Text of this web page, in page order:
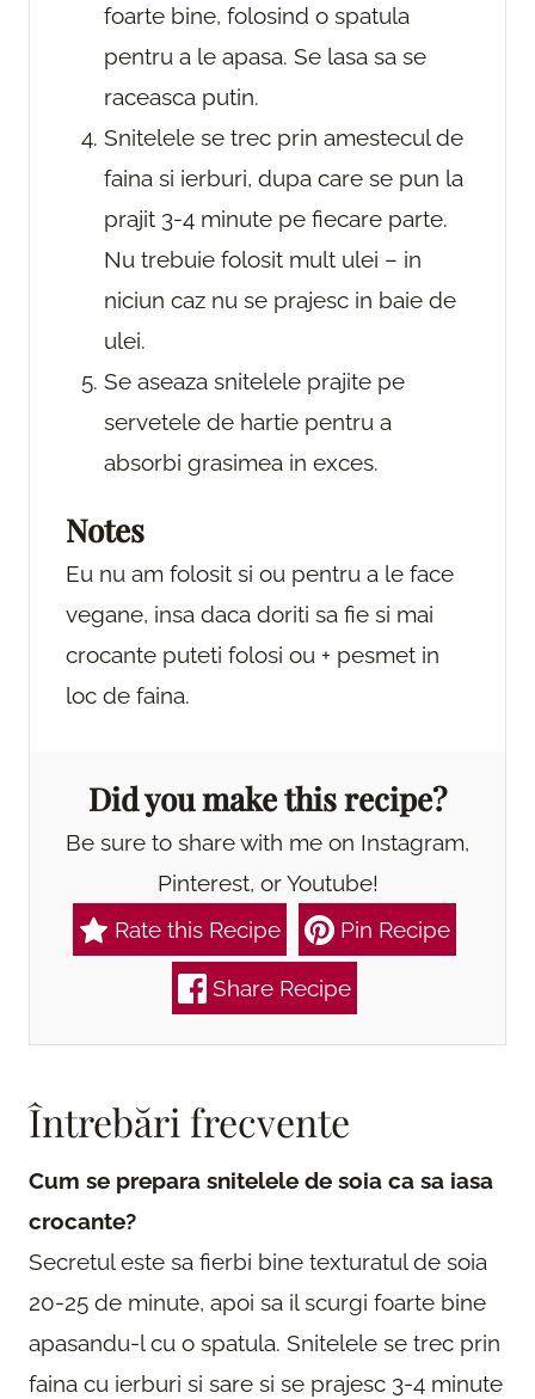
foarte bine, folosind o spatula
pentru a le apasa. Se lasa sa se
raceasca putin.
Snitelele se trec prin amestecul de
faina si ierburi, dupa care se pun la
prajit 3-4 minute pe fiecare parte.
Nu trebuie folosit mult ulei – in
niciun caz nu se prajesc in baie de
ulei.
Se aseaza snitelele prajite pe
servetele de hartie pentru a
absorbi grasimea in exces.
Notes
Eu nu am folosit si ou pentru a le face
vegane, insa daca doriti sa fie si mai
crocante puteti folosi ou + pesmet in
loc de faina.
Did you make this recipe?
Be sure to share with me on Instagram,
Pinterest, or Youtube!
Rate this Recipe
Pin Recipe
Share Recipe
Întrebări frecvente
Cum se prepara snitelele de soia ca sa iasa
crocante?
Secretul este sa fierbi bine texturatul de soia
20-25 de minute, apoi sa il scurgi foarte bine
apasandu-l cu o spatula. Snitelele se trec prin
faina cu ierburi si sare si se prajesc 3-4 minute